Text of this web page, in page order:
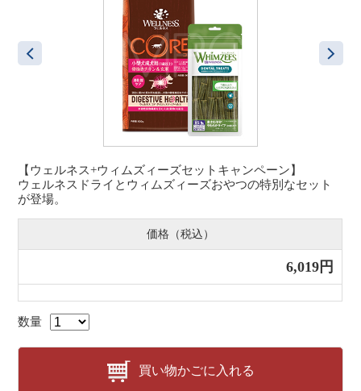
【ウェルネス+ウィムズィーズセットキャンペーン】
ウェルネスドライとウィムズィーズおやつの特別なセット
が登場。
価格（税込）
6,019円
数量
買い物かごに入れる